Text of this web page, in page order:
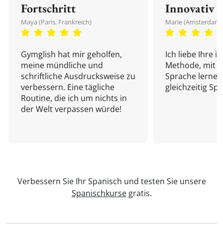
Fortschritt
Maya (Paris, Frankreich)
Gymglish hat mir geholfen,
meine mündliche und
schriftliche Ausdrucksweise zu
verbessern. Eine tägliche
Routine, die ich um nichts in
der Welt verpassen würde!
Innovativ
Marie
Ich liebe Ihre
Methode, mit
Sprache
gleichzeitig
Verbessern Sie Ihr Spanisch und testen Sie unsere
Spanischkursegratis.